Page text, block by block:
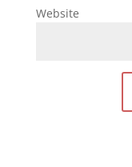
Website